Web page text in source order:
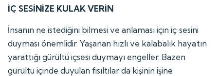
İÇ SESİNİZE KULAK VERİN
İnsanın ne istediğini bilmesi ve anlaması için iç sesini
duyması önemlidir. Yaşanan hızlı ve kalabalık hayatın
yarattığı gürültü içsesi duymayı engeller. Bazen
gürültü içinde duyulan fısıltılar da kişinin işine